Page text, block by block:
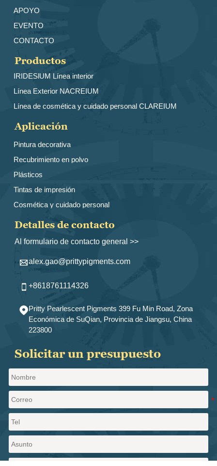
APOYO
EVENTO
CONTACTO
Productos
IRIDESlUM Línea interior
Línea Exterior NACREIUM
Línea de cosmética y cuidado personal CLAREIUM
Aplicación
Pintura decorativa
Recubrimiento en polvo
Plásticos
Tintas de impresión
Cosmética y cuidado personal
Detalles de contacto
Al formulario de contacto general >>
alex.gao@prittypigments.com
+8618761114326
Pritty Pearlescent Pigments 399 Fu Min Road, Zona
Económica de SuQian, Provincia de Jiangsu, China
223800
Solicitar un presupuesto